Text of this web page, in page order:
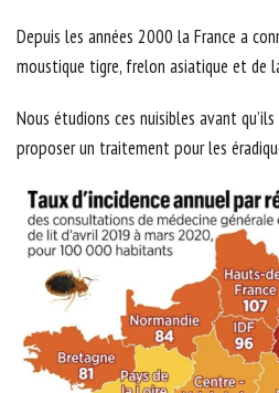
Depuis les années 2000 la France a
moustique tigre, frelon asiatique et de
Nous étudions ces nuisibles avant qu’ils
proposer un traitement pour les